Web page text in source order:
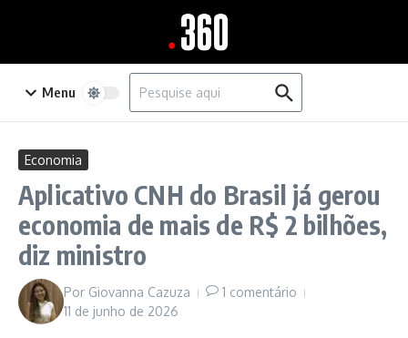
Menu
Procurar por:
Economia
Aplicativo CNH do Brasil já gerou
economia de mais de R$ 2 bilhões,
diz ministro
Por Giovanna Cazuza
1 comentário
11 de junho de 2026